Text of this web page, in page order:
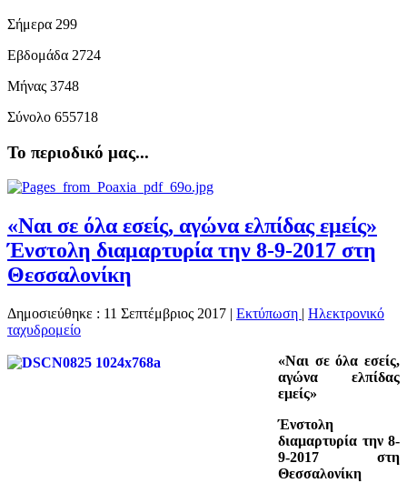
Σήμερα 299
Εβδομάδα 2724
Μήνας 3748
Σύνολο 655718
Το περιοδικό μας...
«Ναι σε όλα εσείς, αγώνα ελπίδας εμείς»
Ένστολη διαμαρτυρία την 8-9-2017 στη
Θεσσαλονίκη
Δημοσιεύθηκε : 11 Σεπτέμβριος 2017 | Εκτύπωση | Ηλεκτρονικό
ταχυδρομείο
«Ναι σε όλα εσείς,
αγώνα ελπίδας
εμείς»
Ένστολη
διαμαρτυρία την 8-
9-2017 στη
Θεσσαλονίκη